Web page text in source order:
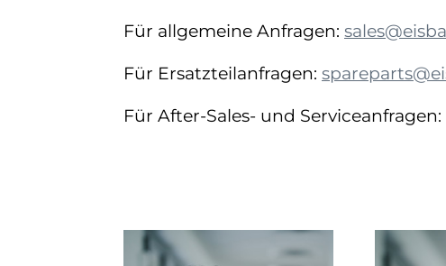
Für allgemeine Anfragen:
Für Ersatzteilanfragen:
Für After-Sales- und Serviceanfragen: